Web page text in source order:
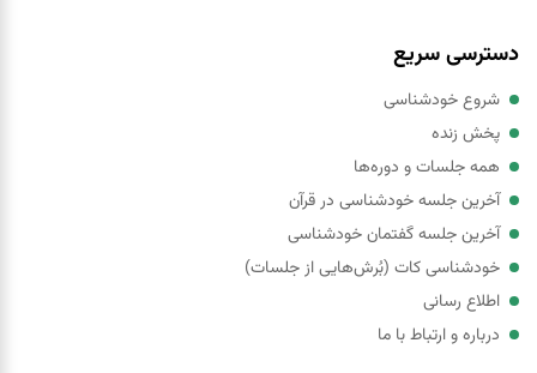
دسترسی سریع
شروع خودشناسی
پخش زنده
همه جلسات و دوره‌ها
آخرین جلسه خودشناسی در قرآن
آخرین جلسه گفتمان خودشناسی
خودشناسی کات (بُرش‌هایی از جلسات)
اطلاع رسانی
درباره و ارتباط با ما